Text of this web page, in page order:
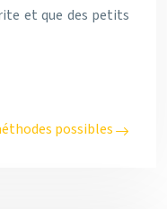
et que des petits
possibles